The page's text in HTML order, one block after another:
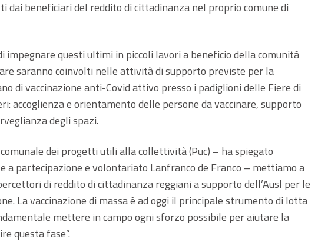
dai beneficiari del reddito di cittadinanza nel proprio comune di
impegnare questi ultimi in piccoli lavori a beneficio della comunità
saranno coinvolti nelle attività di supporto previste per la
di vaccinazione anti-Covid attivo presso i padiglioni delle Fiere di
accoglienza e orientamento delle persone da vaccinare, supporto
degli spazi.
dei progetti utili alla collettività (Puc) – ha spiegato
a partecipazione e volontariato Lanfranco de Franco – mettiamo a
di reddito di cittadinanza reggiani a supporto dell’Ausl per le
La vaccinazione di massa è ad oggi il principale strumento di lotta
mettere in campo ogni sforzo possibile per aiutare la
questa fase”.